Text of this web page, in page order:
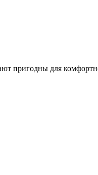
пригодны для